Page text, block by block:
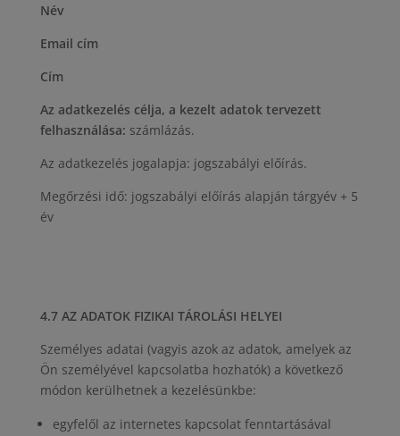
Név
Email cím
Cím
Az adatkezelés célja, a kezelt adatok tervezett
felhasználása: számlázás.
Az adatkezelés jogalapja: jogszabályi előírás.
Megőrzési idő: jogszabályi előírás alapján tárgyév + 5
év
4.7 AZ ADATOK FIZIKAI TÁROLÁSI HELYEI
Személyes adatai (vagyis azok az adatok, amelyek az
Ön személyével kapcsolatba hozhatók) a következő
módon kerülhetnek a kezelésünkbe:
egyfelől az internetes kapcsolat fenntartásával